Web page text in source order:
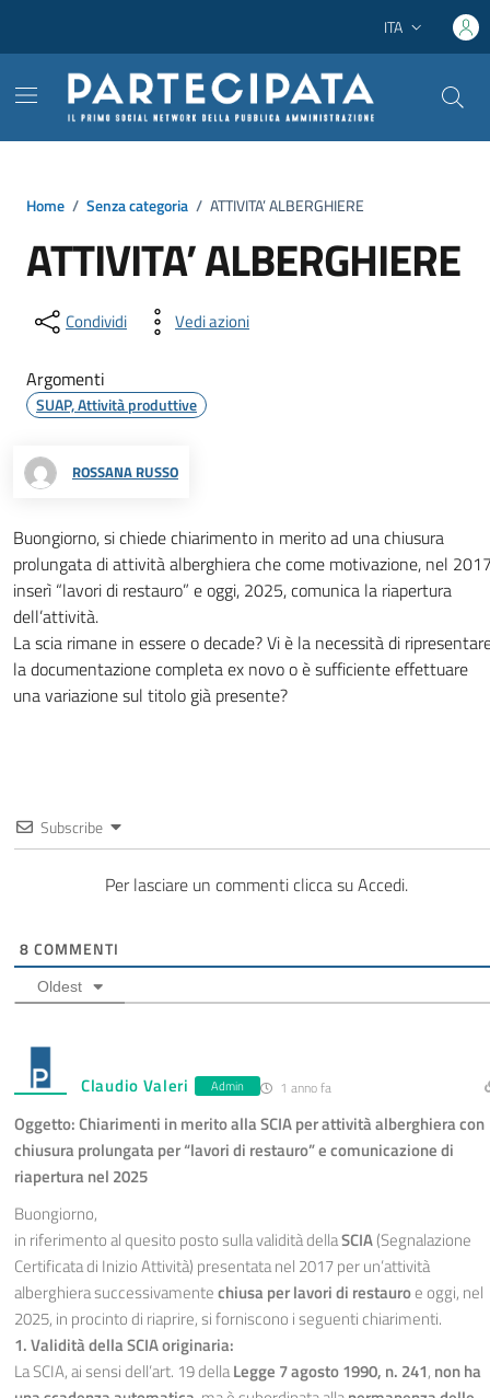
Lingua attiva:
ITA
Home / Senza categoria / ATTIVITA’ ALBERGHIERE
ATTIVITA’ ALBERGHIERE
Condividi Vedi azioni
Argomenti
SUAP, Attività produttive
ROSSANA RUSSO
Buongiorno, si chiede chiarimento in merito ad una chiusura
prolungata di attività alberghiera che come motivazione, nel
inserì “lavori di restauro” e oggi, 2025, comunica la riapertura
dell’attività.
La scia rimane in essere o decade? Vi è la necessità di
la documentazione completa ex novo o è sufficiente effettuare
una variazione sul titolo già presente?
Subscribe
Per lasciare un commenti clicca su Accedi.
8 COMMENTI
Oldest
Claudio Valeri Admin 1 anno fa
Oggetto: Chiarimenti in merito alla SCIA per attività alberghiera con
chiusura prolungata per “lavori di restauro” e comunicazione di
riapertura nel 2025
Buongiorno,
in riferimento al quesito posto sulla validità dellaSCIA(Segnalazione
Certificata di Inizio Attività) presentata nel 2017 per un’attività
alberghiera successivamentechiusa per lavori di restauroe oggi, nel
2025, in procinto di riaprire, si forniscono i seguenti chiarimenti.
1. Validità della SCIA originaria:
La SCIA, ai sensi dell’art. 19 dellaLegge 7 agosto 1990, n. 241, non ha